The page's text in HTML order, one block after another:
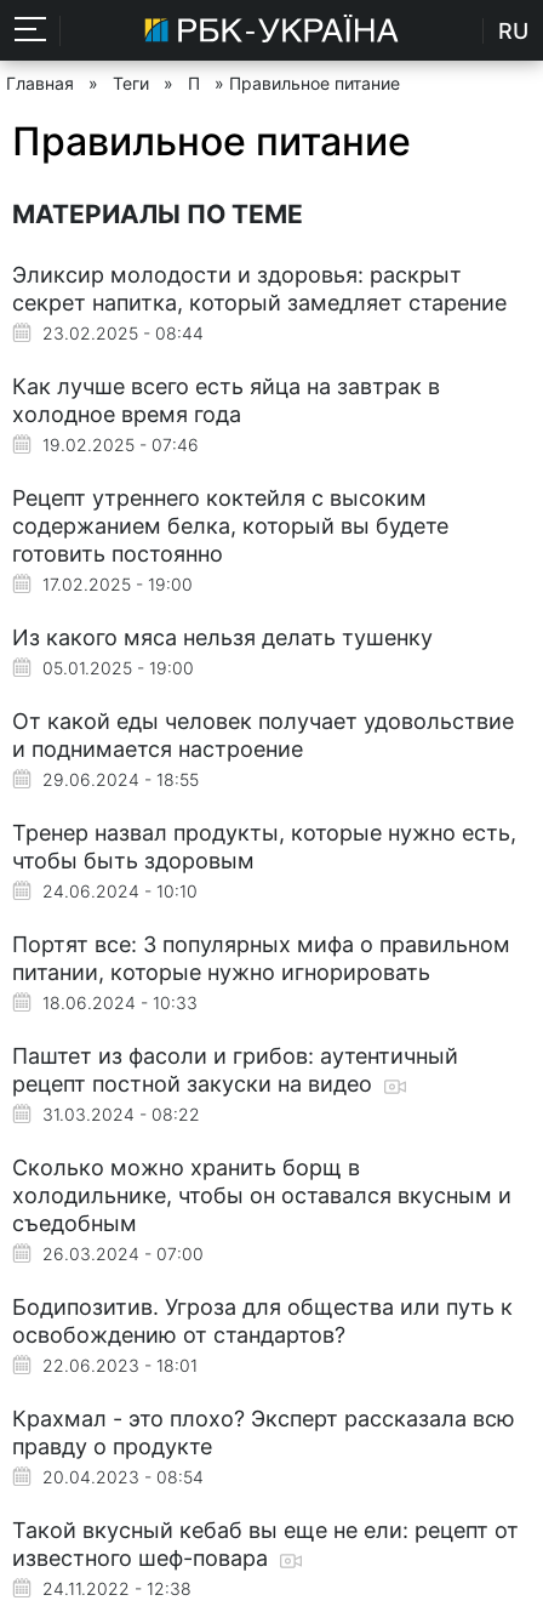
RU
Главная » Теги » П » Правильное питание
Правильное питание
МАТЕРИАЛЫ ПО ТЕМЕ
Эликсир молодости и здоровья: раскрыт
секрет напитка, который замедляет старение
23.02.2025 - 08:44
Как лучше всего есть яйца на завтрак в
холодное время года
19.02.2025 - 07:46
Рецепт утреннего коктейля с высоким
содержанием белка, который вы будете
готовить постоянно
17.02.2025 - 19:00
Из какого мяса нельзя делать тушенку
05.01.2025 - 19:00
От какой еды человек получает удовольствие
и поднимается настроение
29.06.2024 - 18:55
Тренер назвал продукты, которые нужно есть,
чтобы быть здоровым
24.06.2024 - 10:10
Портят все: 3 популярных мифа о правильном
питании, которые нужно игнорировать
18.06.2024 - 10:33
Паштет из фасоли и грибов: аутентичный
рецепт постной закуски на видео
31.03.2024 - 08:22
Сколько можно хранить борщ в
холодильнике, чтобы он оставался вкусным и
съедобным
26.03.2024 - 07:00
Бодипозитив. Угроза для общества или путь к
освобождению от стандартов?
22.06.2023 - 18:01
Крахмал - это плохо? Эксперт рассказала всю
правду о продукте
20.04.2023 - 08:54
Такой вкусный кебаб вы еще не ели: рецепт от
известного шеф-повара
24.11.2022 - 12:38